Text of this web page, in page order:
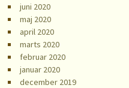
juni 2020
maj 2020
april 2020
marts 2020
februar 2020
januar 2020
december 2019